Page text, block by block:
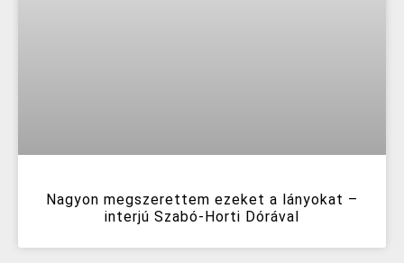
Nagyon megszerettem ezeket a lányokat –
interjú Szabó-Horti Dórával